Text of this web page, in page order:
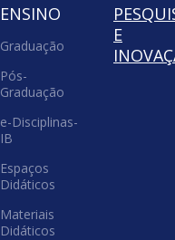
ENSINO
Graduação
Pós-
Graduação
e-Disciplinas-
IB
Espaços
Didáticos
Materiais
Didáticos
E